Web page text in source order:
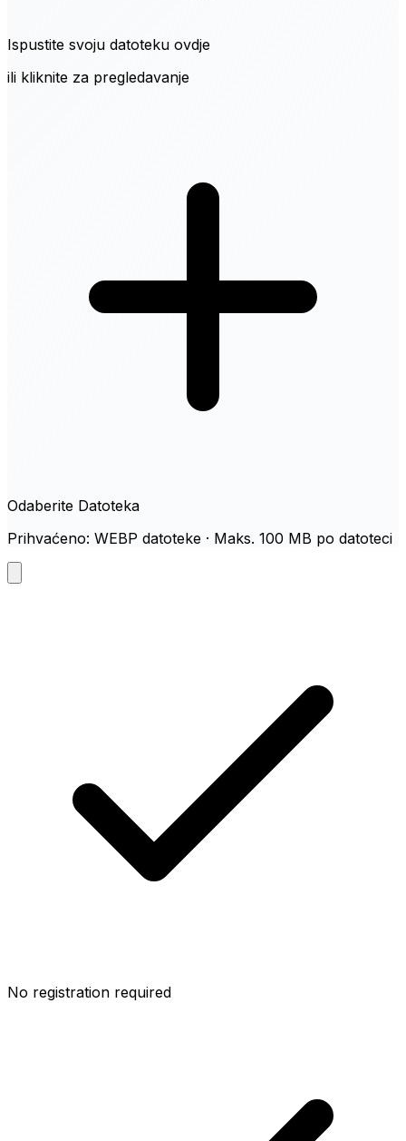
Ispustite svoju datoteku ovdje
ili kliknite za pregledavanje
Odaberite Datoteka
Prihvaćeno: WEBP datoteke · Maks. 100 MB po datoteci
No registration required